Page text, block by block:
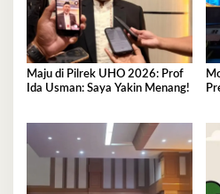
Maju di Pilrek UHO 2026: Prof
Ida Usman: Saya Yakin Menang!